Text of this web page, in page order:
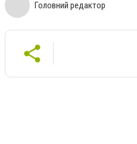
Головний редактор